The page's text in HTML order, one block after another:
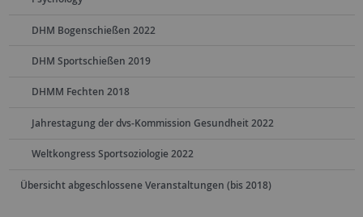
DHM Bogenschießen 2022
DHM Sportschießen 2019
DHMM Fechten 2018
Jahrestagung der dvs-Kommission Gesundheit 2022
Weltkongress Sportsoziologie 2022
Übersicht abgeschlossene Veranstaltungen (bis 2018)